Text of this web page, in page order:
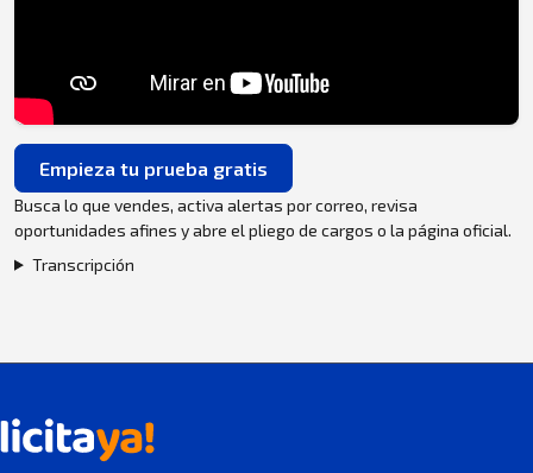
Empieza tu prueba gratis
Busca lo que vendes, activa alertas por correo, revisa
oportunidades afines y abre el pliego de cargos o la página oficial.
Transcripción